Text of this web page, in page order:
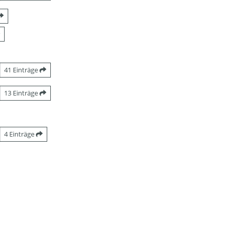
41 Einträge
13 Einträge
4 Einträge